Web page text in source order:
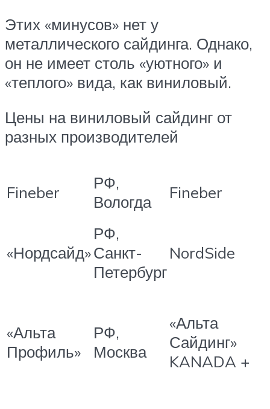
Этих «минусов» нет у
металлического сайдинга. Однако,
он не имеет столь «уютного» и
«теплого» вида, как виниловый.
Цены на виниловый сайдинг от
разных производителей
Fineber
РФ,
Вологда
Fineber
«Нордсайд»
РФ,
Санкт-
Петербург
NordSide
«Альта
Профиль»
РФ,
Москва
«Альта
Сайдинг»
KANADA +